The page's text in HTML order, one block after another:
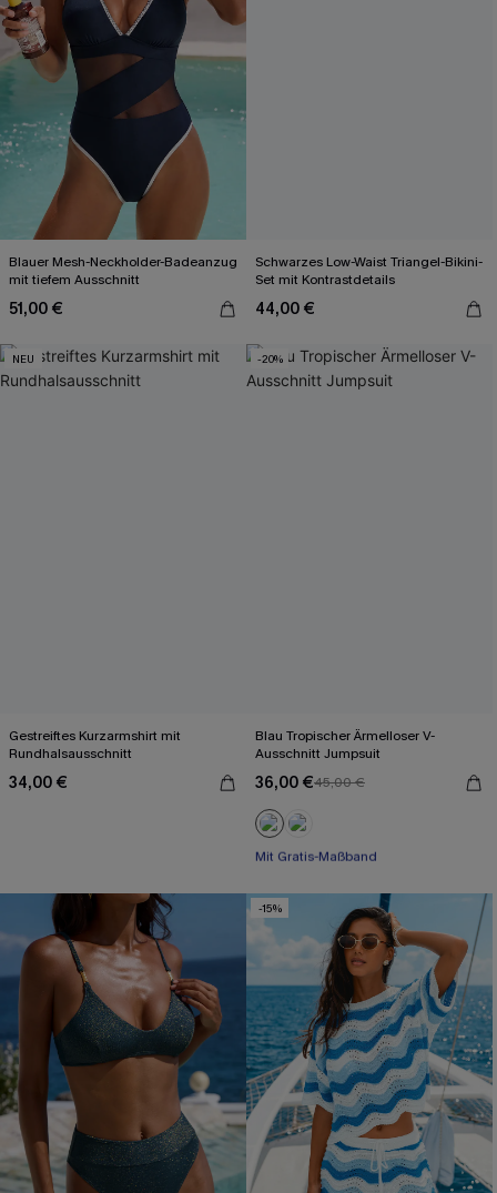
Blauer Mesh-Neckholder-Badeanzug
mit tiefem Ausschnitt
51,00 €
Schwarzes Low-Waist Triangel-Bikini-
Set mit Kontrastdetails
44,00 €
NEU
Gestreiftes Kurzarmshirt mit
Rundhalsausschnitt
34,00 €
-20%
Blau Tropischer Ärmelloser V-
Ausschnitt Jumpsuit
36,00 €45,00 €
Mit Gratis-Maßband
Weites Bein
-15%